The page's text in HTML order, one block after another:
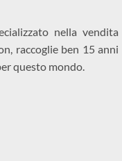
nella vendita
raccoglie ben 15 anni
questo mondo.